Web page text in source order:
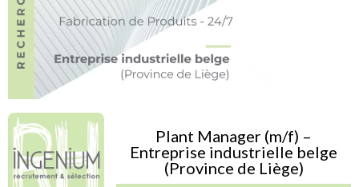
Plant Manager (m/f) –
Entreprise industrielle belge
(Province de Liège)